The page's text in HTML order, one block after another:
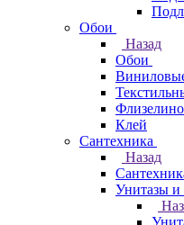
Обои
Назад
Обои
Клей
Сантехника
Назад
Унитазы и